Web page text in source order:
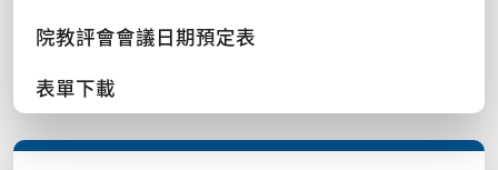
院教評會會議日期預定表
表單下載